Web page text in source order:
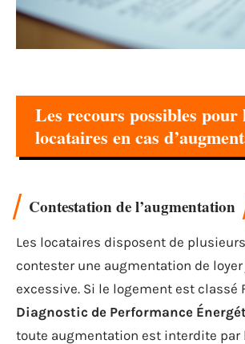
Les recours possibles pour
locataires en cas
Contestation de l’augmentation
Les locataires disposent de
contester une augmentation de
excessive. Si le logement est classé
Diagnostic de Performance
toute augmentation est interdite par